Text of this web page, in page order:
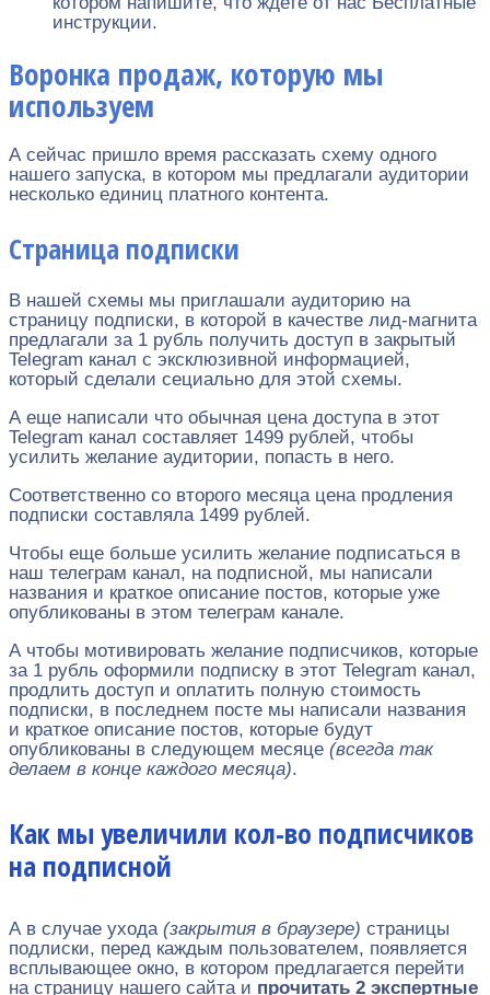
инструкции.
Воронка продаж, которую мы
используем
А сейчас пришло время рассказать схему одного
нашего запуска, в котором мы предлагали аудитории
несколько единиц платного контента.
Страница подписки
В нашей схемы мы приглашали аудиторию на
страницу подписки, в которой в качестве лид-магнита
предлагали за 1 рубль получить доступ в закрытый
Telegram канал с эксклюзивной информацией,
который сделали сециально для этой схемы.
А еще написали что обычная цена доступа в этот
Telegram канал составляет 1499 рублей, чтобы
усилить желание аудитории, попасть в него.
Соответственно со второго месяца цена продления
подписки составляла 1499 рублей.
Чтобы еще больше усилить желание подписаться в
наш телеграм канал, на подписной, мы написали
названия и краткое описание постов, которые уже
опубликованы в этом телеграм канале.
А чтобы мотивировать желание подписчиков, которые
за 1 рубль оформили подписку в этот Telegram канал,
продлить доступ и оплатить полную стоимость
подписки, в последнем посте мы написали названия
и краткое описание постов, которые будут
опубликованы в следующем месяце (всегда так
делаем в конце каждого месяца).
Как мы увеличили кол-во подписчиков
на подписной
А в случае ухода(закрытия в браузере) страницы
подлиски, перед каждым пользователем, появляется
всплывающее окно, в котором предлагается перейти
на страницу нашего сайта и прочитать 2 экспертные